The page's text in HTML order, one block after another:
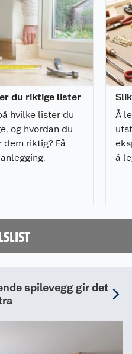
du riktige lister
hvilke lister du
og hvordan du
dem riktig? Få
Å
å
spilevegg gir det